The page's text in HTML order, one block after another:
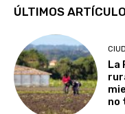
ÚLTIMOS
La
no